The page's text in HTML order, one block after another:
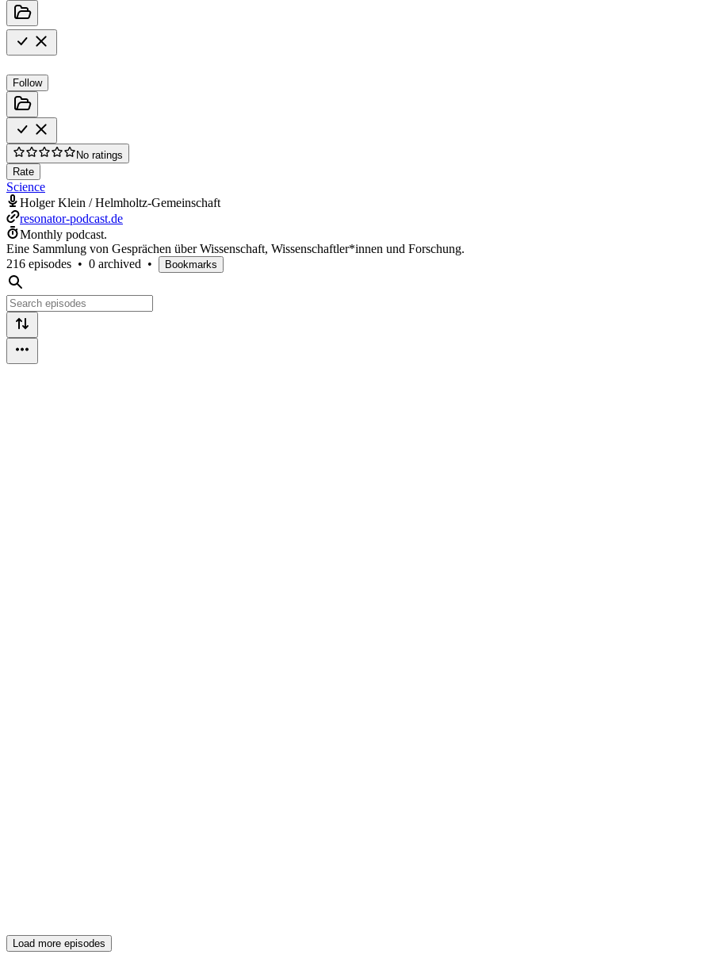
Follow
No ratings
Rate
Science
Holger Klein / Helmholtz-Gemeinschaft
resonator-podcast.de
Monthly podcast.
Eine Sammlung von Gesprächen über Wissenschaft, Wissenschaftler*innen und Forschung.
216 episodes • 0 archived • Bookmarks
Load more episodes